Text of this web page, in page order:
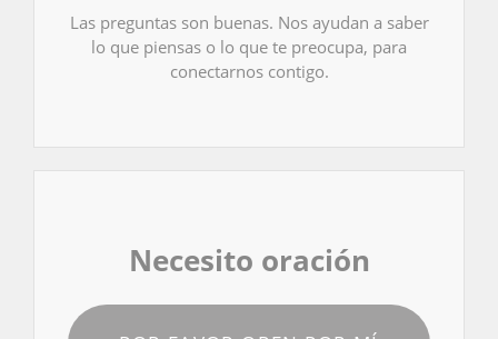
Las preguntas son buenas. Nos ayudan a saber
lo que piensas o lo que te preocupa, para
conectarnos contigo.
Necesito oración